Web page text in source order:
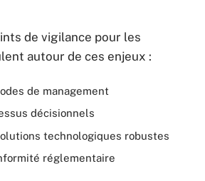
de vigilance pour les
autour de ces enjeux :
de management
décisionnels
technologiques robustes
réglementaire